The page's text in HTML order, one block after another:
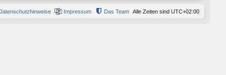
Alle Zeiten sind UTC+02:00
Das Team
Impressum